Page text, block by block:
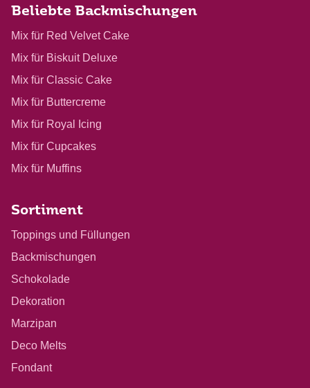
Beliebte Backmischungen
Mix für Red Velvet Cake
Mix für Biskuit Deluxe
Mix für Classic Cake
Mix für Buttercreme
Mix für Royal Icing
Mix für Cupcakes
Mix für Muffins
Sortiment
Toppings und Füllungen
Backmischungen
Schokolade
Dekoration
Marzipan
Deco Melts
Fondant